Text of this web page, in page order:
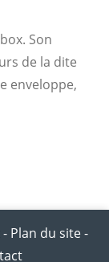
Son
de la dite
enveloppe,
- Plan du site-